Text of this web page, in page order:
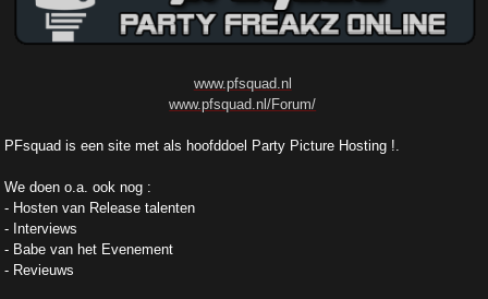
www.pfsquad.nl
www.pfsquad.nl/Forum/
PFsquad is een site met als hoofddoel Party Picture Hosting !.
We doen o.a. ook nog :
- Hosten van Release talenten
- Interviews
- Babe van het Evenement
- Revieuws